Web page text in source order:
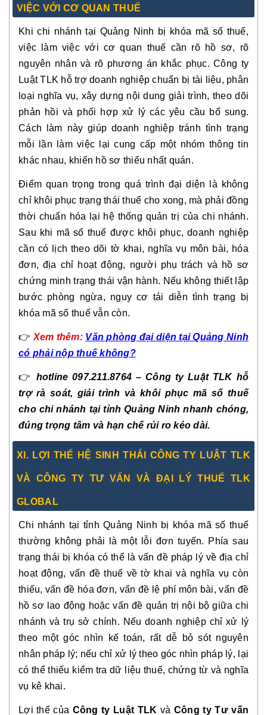
VIỆC VỚI CƠ QUAN THUẾ
Khi chi nhánh tại Quảng Ninh bị khóa mã số thuế,
việc làm việc với cơ quan thuế cần rõ hồ sơ, rõ
nguyên nhân và rõ phương án khắc phục. Công ty
Luật TLK hỗ trợ doanh nghiệp chuẩn bị tài liệu, phân
loại nghĩa vụ, xây dựng nội dung giải trình, theo dõi
phản hồi và phối hợp xử lý các yêu cầu bổ sung.
Cách làm này giúp doanh nghiệp tránh tình trạng
mỗi lần làm việc lại cung cấp một nhóm thông tin
khác nhau, khiến hồ sơ thiếu nhất quán.
Điểm quan trọng trong quá trình đại diện là không
chỉ khôi phục trạng thái thuế cho xong, mà phải đồng
thời chuẩn hóa lại hệ thống quản trị của chi nhánh.
Sau khi mã số thuế được khôi phục, doanh nghiệp
cần có lịch theo dõi tờ khai, nghĩa vụ môn bài, hóa
đơn, địa chỉ hoạt động, người phụ trách và hồ sơ
chứng minh trạng thái vận hành. Nếu không thiết lập
bước phòng ngừa, nguy cơ tái diễn tình trạng bị
khóa mã số thuế vẫn còn.
👉 Xem thêm: Văn phòng đại diện tại Quảng Ninh
có phải nộp thuế không?
👉 hotline 097.211.8764 – Công ty Luật TLK hỗ
trợ rà soát, giải trình và khôi phục mã số thuế
cho chi nhánh tại tỉnh Quảng Ninh nhanh chóng,
đúng trọng tâm và hạn chế rủi ro kéo dài.
XI. LỢI THẾ HỆ SINH THÁI CÔNG TY LUẬT TLK
VÀ CÔNG TY TƯ VẤN VÀ ĐẠI LÝ THUẾ TLK
GLOBAL
Chi nhánh tại tỉnh Quảng Ninh bị khóa mã số thuế
thường không phải là một lỗi đơn tuyến. Phía sau
trạng thái bị khóa có thể là vấn đề pháp lý về địa chỉ
hoạt động, vấn đề thuế về tờ khai và nghĩa vụ còn
thiếu, vấn đề hóa đơn, vấn đề lệ phí môn bài, vấn đề
hồ sơ lao động hoặc vấn đề quản trị nội bộ giữa chi
nhánh và trụ sở chính. Nếu doanh nghiệp chỉ xử lý
theo một góc nhìn kế toán, rất dễ bỏ sót nguyên
nhân pháp lý; nếu chỉ xử lý theo góc nhìn pháp lý, lại
có thể thiếu kiểm tra dữ liệu thuế, chứng từ và nghĩa
vụ kê khai.
Lợi thế của Công ty Luật TLK và Công ty Tư vấn